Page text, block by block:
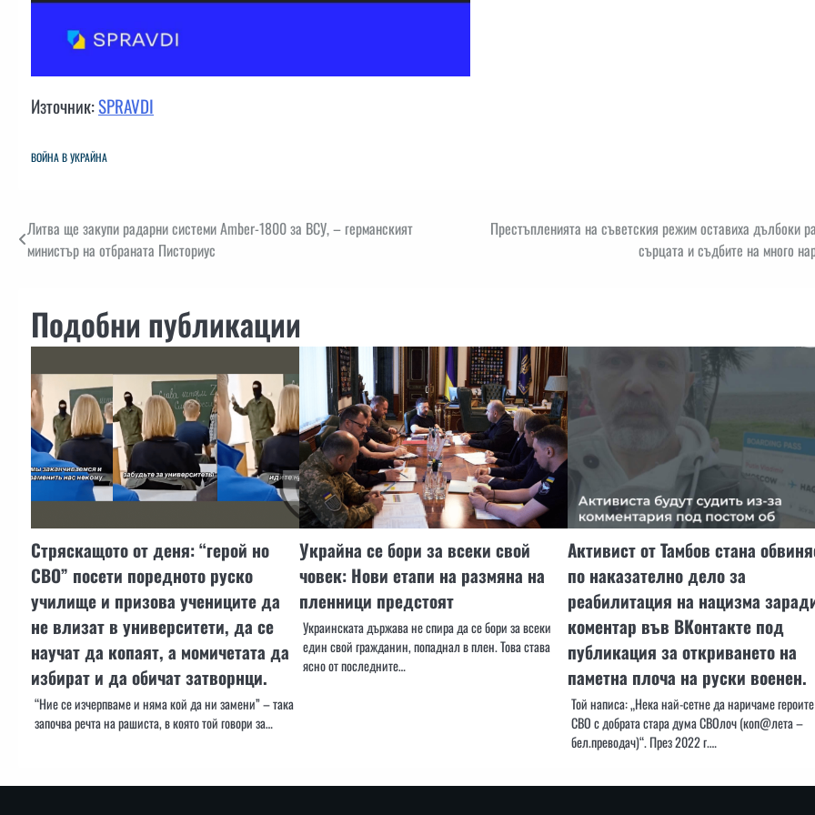
Източник:SPRAVDI
ВОЙНА В УКРАЙНА
Навигация
Литва ще закупи радарни системи Amber-1800 за ВСУ, – германският
министър на отбраната Писториус
Престъпленията на съветския режим оставиха дълбоки
сърцата и съдбите на много
Подобни публикации
Стряскащото от деня: “герой но
СВО” посети поредното руско
училище и призова учениците да
не влизат в университети, да се
научат да копаят, а момичетата да
избират и да обичат затворнци.
“Ние се изчерпваме и няма кой да ни замени” – така
започва речта на рашиста, в която той говори за…
Украйна се бори за всеки свой
човек: Нови етапи на размяна на
пленници предстоят
Украинската държава не спира да се бори за всеки
един свой гражданин, попаднал в плен. Това става
ясно от последните…
Активист от Тамбов стана
по наказателно дело за
реабилитация на нацизма
коментар във ВКонтакте под
публикация за откриването на
паметна плоча на руски военен.
Той написа: „Нека най-сетне да наричаме
СВО с добрата стара дума СВОлоч (коп@лета –
бел.преводач)“. През 2022 г.…